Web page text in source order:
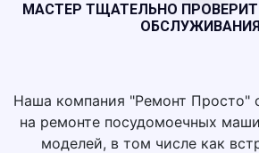
МАСТЕР ТЩАТЕЛЬНО
ОБСЛУЖИВАНИЯ
Наша компания "Ремонт Просто"
на ремонте посудомоечных
моделей, в том числе как